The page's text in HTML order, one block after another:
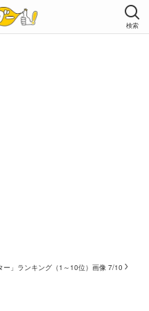
検索
ー」ランキング（1～10位）画像 7/10